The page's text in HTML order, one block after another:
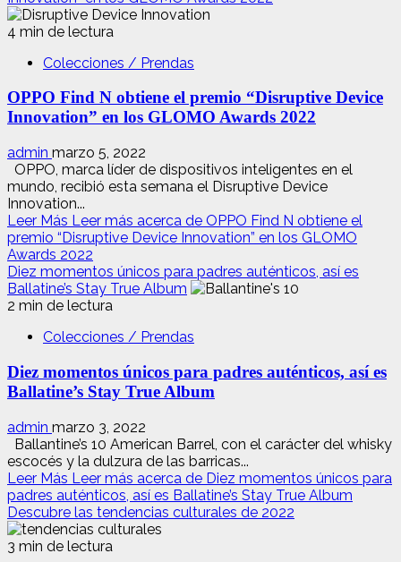
4 min de lectura
Colecciones / Prendas
OPPO Find N obtiene el premio “Disruptive Device
Innovation” en los GLOMO Awards 2022
admin marzo 5, 2022
OPPO, marca líder de dispositivos inteligentes en el
mundo, recibió esta semana el Disruptive Device
Innovation...
Leer Más Leer más acerca de OPPO Find N obtiene el
premio “Disruptive Device Innovation” en los GLOMO
Awards 2022
Diez momentos únicos para padres auténticos, así es
Ballatine’s Stay True Album
2 min de lectura
Colecciones / Prendas
Diez momentos únicos para padres auténticos, así es
Ballatine’s Stay True Album
admin marzo 3, 2022
Ballantine’s 10 American Barrel, con el carácter del whisky
escocés y la dulzura de las barricas...
Leer Más Leer más acerca de Diez momentos únicos para
padres auténticos, así es Ballatine’s Stay True Album
Descubre las tendencias culturales de 2022
3 min de lectura